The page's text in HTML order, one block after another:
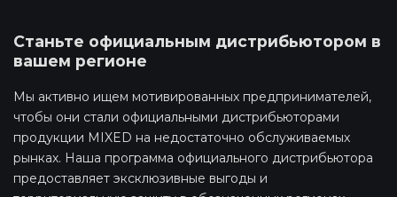
Станьте официальным дистрибьютором в
вашем регионе
Мы активно ищем мотивированных предпринимателей,
чтобы они стали официальными дистрибьюторами
продукции MIXED на недостаточно обслуживаемых
рынках. Наша программа официального дистрибьютора
предоставляет эксклюзивные выгоды и